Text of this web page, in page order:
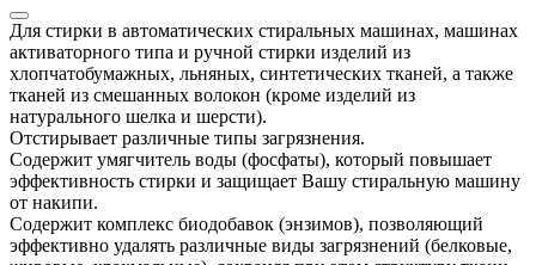
Для стирки в автоматических стиральных машинах, машинах
активаторного типа и ручной стирки изделий из
хлопчатобумажных, льняных, синтетических тканей, а также
тканей из смешанных волокон (кроме изделий из
натурального шелка и шерсти).
Отстирывает различные типы загрязнения.
Содержит умягчитель воды (фосфаты), который повышает
эффективность стирки и защищает Вашу стиральную машину
от накипи.
Содержит комплекс биодобавок (энзимов), позволяющий
эффективно удалять различные виды загрязнений (белковые,